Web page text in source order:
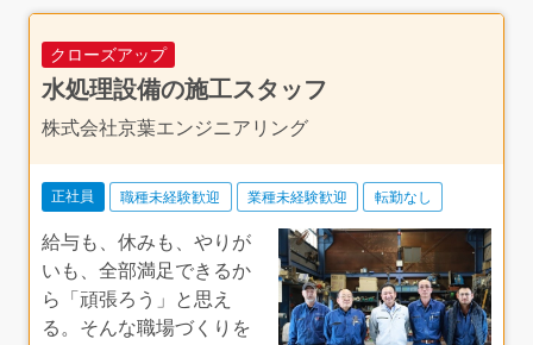
クローズアップ
水処理設備の施工スタッフ
株式会社京葉エンジニアリング
正社員 職種未経験歓迎 業種未経験歓迎 転勤なし
給与も、休みも、やりが
いも、全部満足できるか
ら「頑張ろう」と思え
る。そんな職場づくりを